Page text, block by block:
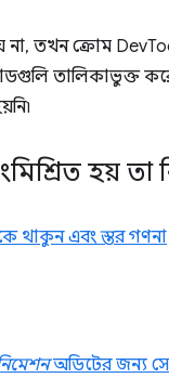
তখন ক্রোম
তালিকাভুক্ত করে
হয় তা
থাকুন এবং স্তর গণনা
অডিটের জন্য